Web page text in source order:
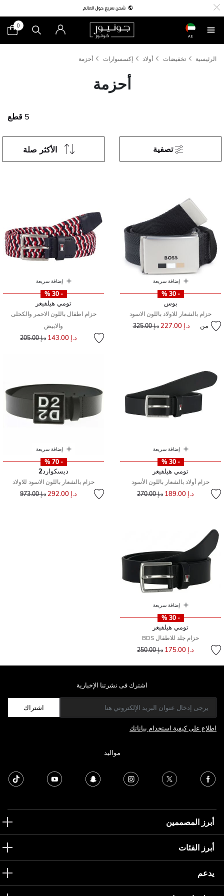
AE
0
الرئيسية تخفيضات أولاد إكسسوارات أحزمة
أحزمة
5 قطع
الأكثر صلة تصفية
إضافة سريعة
- 30 %
بوس
حزام بالشعار للاولاد باللون الاسود
من د.إ 227.00 سعر مخفض مند.إ 325.00
إضافة سريعة
- 30 %
تومي هيلفيغر
حزام اطفال باللون الاحمر والكحلى
والابيض
د.إ 143.00 سعر مخفض من
د.إ 205.00 إلى
إضافة سريعة
- 30 %
تومي هيلفيغر
حزام أولاد بالشعار باللون الأسود
د.إ 189.00 سعر مخفض مند.إ 270.00
إضافة سريعة
- 70 %
ديسكوارد2
حزام بالشعار باللون الاسود للاولاد
د.إ 292.00 سعر مخفض من
د.إ 973.00 إلى
إضافة سريعة
- 30 %
تومي هيلفيغر
حزام جلد للاطفال BDS
د.إ 175.00 سعر مخفض مند.إ 250.00
اشترك فى نشرتنا الإخبارية
اشتراك
اطلاع على كيفية استخدام بياناتك
مواليد
أبرز المصممين
أبرز الفئات
يدعم